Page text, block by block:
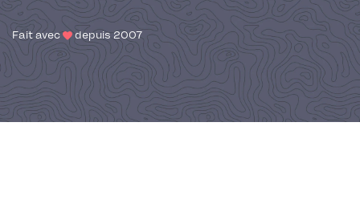
Fait avec depuis 2007